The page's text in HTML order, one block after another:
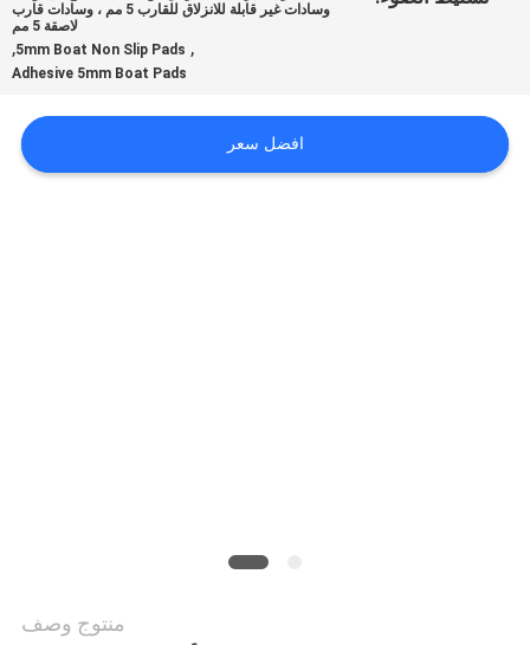
بنا
أخبار
وسادات غير قابلة للانزلاق للقارب 5 مم ، وسادات قارب
لاصقة 5 مم
,
5mm Boat Non Slip Pads
,
Adhesive 5mm Boat Pads
افضل سعر
منتوج وصف